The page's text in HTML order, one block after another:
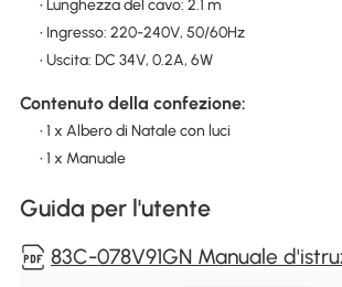
• Lunghezza del cavo: 2.1 m
• Ingresso: 220-240V, 50/60Hz
• Uscita: DC 34V, 0.2A, 6W
Contenuto della confezione:
• 1 x Albero di Natale con luci
• 1 x Manuale
Guida per l'utente
83C-078V91GN Manuale